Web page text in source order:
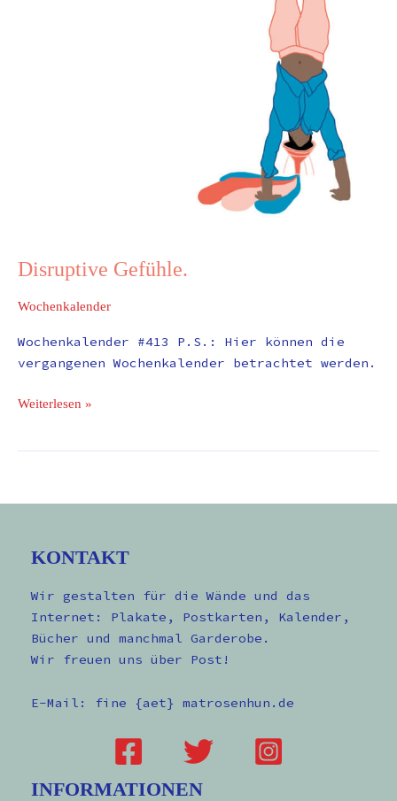
Disruptive Gefühle.
Wochenkalender
Wochenkalender #413 P.S.: Hier können die
vergangenen Wochenkalender betrachtet werden.
Weiterlesen »
KONTAKT
Wir gestalten für die Wände und das
Internet: Plakate, Postkarten, Kalender,
Bücher und manchmal Garderobe.
Wir freuen uns über Post!
E-Mail: fine {aet} matrosenhun.de
INFORMATIONEN